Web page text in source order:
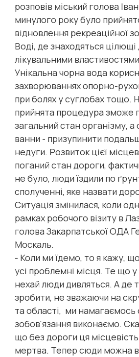
розповів міський голова
минулого року було
відновлення рекреаційної
Воді, де знаходяться
лікувальними
Унікальна чорна вода
захворюваннях опорно-
при болях у суглобах тощо.
прийнята процедура зможе
загальний стан організму, а
ванни - призупинити
недуги. Розвиток цієї
поганий стан дороги,
не було, люди їздили по
сполученні, яке назвати
Ситуація змінилася, коли
рамках робочого візиту в
голова Закарпатської ОДА
Москаль.
- Коли ми їдемо, то я кажу,
усі проблемні місця. Те що
нехай люди дивляться. А де
зробити, не зважаючи на
та області, ми намагаємось
зобов'язання виконаємо.
що без дороги ця
мертва. Тепер сюди можна